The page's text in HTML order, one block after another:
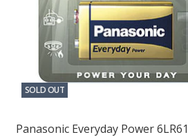
SOLD OUT
Panasonic Everyday Power